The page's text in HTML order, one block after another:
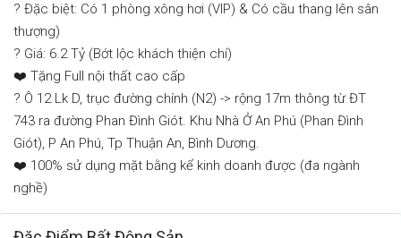
? Đặc biệt: Có 1 phòng xông hơi (VIP) & Có cầu thang lên sân
thượng)
? Giá: 6.2 Tỷ (Bớt lộc khách thiện chí)
❤️ Tặng Full nội thất cao cấp
? Ô 12 Lk D, trục đường chính (N2) -> rộng 17m thông từ ĐT
743 ra đường Phan Đình Giót. Khu Nhà Ở An Phú (Phan Đình
Giót), P An Phú, Tp Thuận An, Bình Dương.
❤️ 100% sử dụng mặt bằng kể kinh doanh được (đa ngành
nghề)